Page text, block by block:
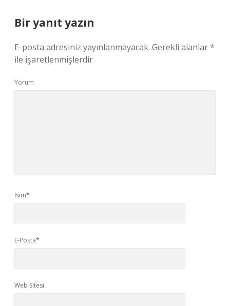
Bir yanıt yazın
E-posta adresiniz yayınlanmayacak. Gerekli alanlar*
ile işaretlenmişlerdir
Yorum
İsim*
E-Posta*
Web Sitesi